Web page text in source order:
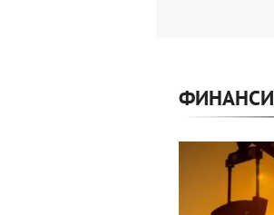
ФИНАНСИ